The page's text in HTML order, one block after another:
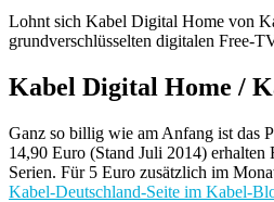
Lohnt sich Kabel Digital Home von
grundverschlüsselten digitalen Free-
Kabel Digital Home /
Ganz so billig wie am Anfang ist das
14,90 Euro (Stand Juli 2014)
Serien. Für 5 Euro zusätzlich im
Kabel-Deutschland-Seite im Kabel-